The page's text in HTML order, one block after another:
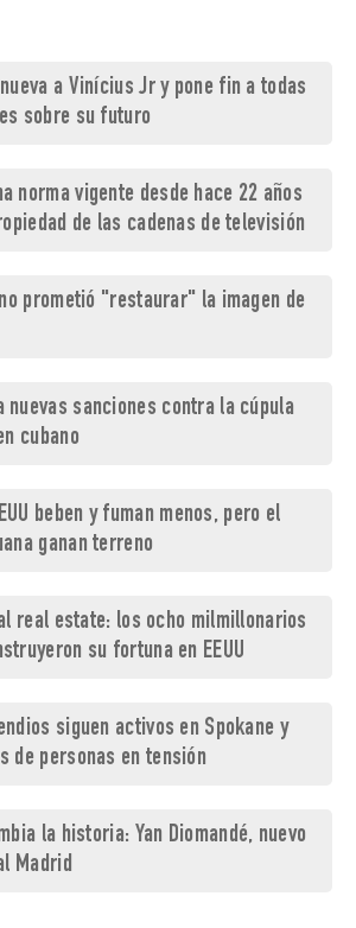
a Vinícius Jr y pone fin a todas
sobre su futuro
norma vigente desde hace 22 años
de las cadenas de televisión
prometió "restaurar" la imagen de
nuevas sanciones contra la cúpula
cubano
beben y fuman menos, pero el
ganan terreno
real estate: los ocho milmillonarios
su fortuna en EEUU
siguen activos en Spokane y
de personas en tensión
la historia: Yan Diomandé, nuevo
Madrid